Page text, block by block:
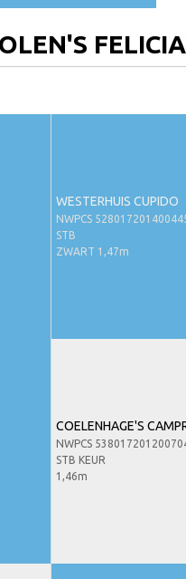
WESTERHUIS CUPIDO
NWPCS
STB
ZWART 1,47m
COELENHAGE'S
NWPCS
STB KEUR
1,46m